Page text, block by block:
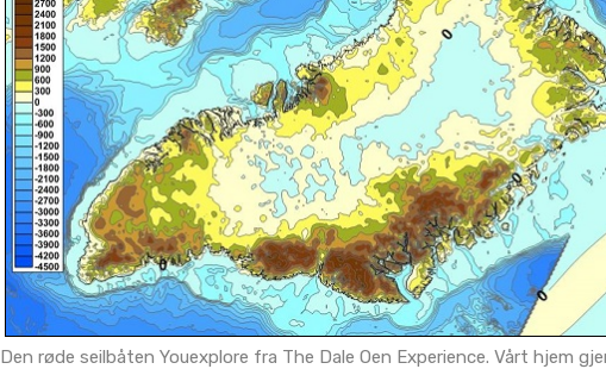
Den røde seilbåten Youexplore fra The Dale Oen Experience. Vårt hjem